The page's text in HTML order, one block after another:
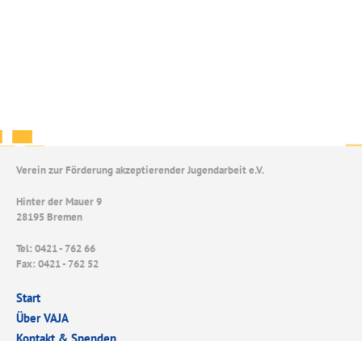
Verein zur Förderung akzeptierender Jugendarbeit e.V.
Hinter der Mauer 9
28195 Bremen
Tel: 0421 - 762 66
Fax: 0421 - 762 52
Start
Über VAJA